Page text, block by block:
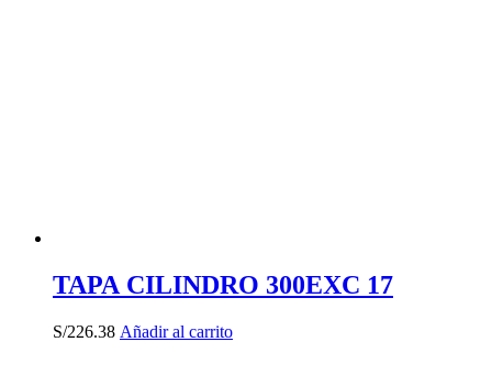
TAPA CILINDRO 300EXC 17
S/226.38 Añadir al carrito